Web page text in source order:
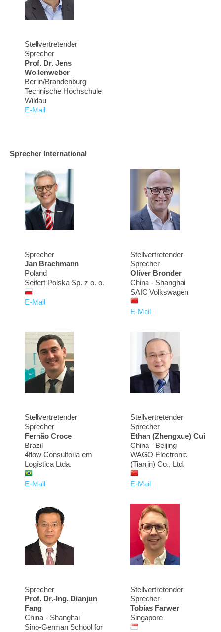
Stellvertretender
Sprecher
Prof. Dr. Jens
Wollenweber
Berlin/Brandenburg
Technische Hochschule
Wildau
E-Mail
Sprecher International
Sprecher
Jan Brachmann
Poland
Seifert Polska Sp. z o. o.
E-Mail
Stellvertretender
Sprecher
Oliver Bronder
China - Shanghai
SAIC Volkswagen
E-Mail
Stellvertretender
Sprecher
Fernão Croce
Brazil
4flow Consultoria em
Logística Ltda.
E-Mail
Stellvertretender
Sprecher
Ethan (Zhengxue) Cui
China - Beijing
WAGO Electronic
(Tianjin) Co., Ltd.
E-Mail
Sprecher
Prof. Dr.-Ing. Dianjun
Fang
China - Shanghai
Sino-German School for
Stellvertretender
Sprecher
Tobias Farwer
Singapore